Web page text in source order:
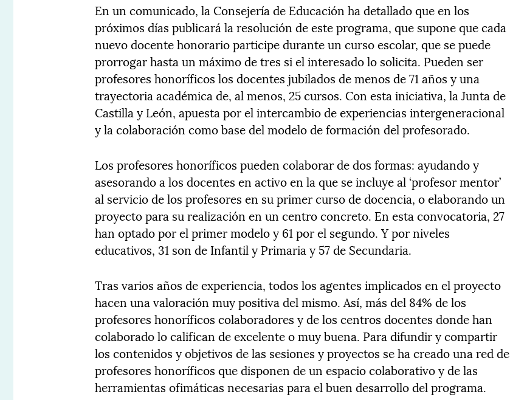
En un comunicado, la Consejería de Educación ha detallado que en los
próximos días publicará la resolución de este programa, que supone que cada
nuevo docente honorario participe durante un curso escolar, que se puede
prorrogar hasta un máximo de tres si el interesado lo solicita. Pueden ser
profesores honoríficos los docentes jubilados de menos de 71 años y una
trayectoria académica de, al menos, 25 cursos. Con esta iniciativa, la Junta de
Castilla y León, apuesta por el intercambio de experiencias intergeneracional
y la colaboración como base del modelo de formación del profesorado.
Los profesores honoríficos pueden colaborar de dos formas: ayudando y
asesorando a los docentes en activo en la que se incluye al ‘profesor mentor’
al servicio de los profesores en su primer curso de docencia, o elaborando un
proyecto para su realización en un centro concreto. En esta convocatoria, 27
han optado por el primer modelo y 61 por el segundo. Y por niveles
educativos, 31 son de Infantil y Primaria y 57 de Secundaria.
Tras varios años de experiencia, todos los agentes implicados en el proyecto
hacen una valoración muy positiva del mismo. Así, más del 84% de los
profesores honoríficos colaboradores y de los centros docentes donde han
colaborado lo califican de excelente o muy buena. Para difundir y compartir
los contenidos y objetivos de las sesiones y proyectos se ha creado una red de
profesores honoríficos que disponen de un espacio colaborativo y de las
herramientas ofimáticas necesarias para el buen desarrollo del programa.